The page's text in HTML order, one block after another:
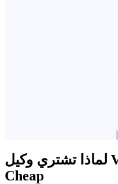
لماذا تشتري وكيل Virginia من Proxy-
Cheap